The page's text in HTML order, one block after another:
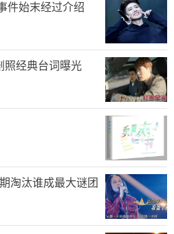
件始末经过介绍
照经典台词曝光
淘汰谁成最大谜团